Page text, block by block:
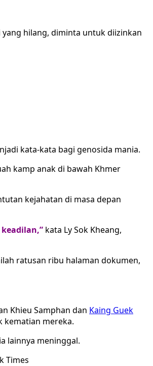
hilang, diminta untuk diizinkan
kata-kata bagi genosida mania.
kamp anak di bawah Khmer
kejahatan di masa depan
kata Ly Sok Kheang,
ratusan ribu halaman dokumen,
Khieu Samphan dan Kaing Guek
kematian mereka.
lainnya meninggal.
Times